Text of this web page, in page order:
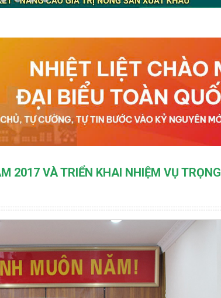
2017 VÀ TRIỂN KHAI NHIỆM VỤ TRỌNG